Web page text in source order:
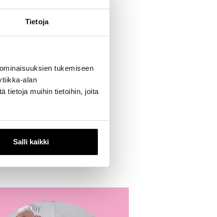
Tietoja
tukemiseen
alan
tietoja muihin tietoihin, joita
Salli kaikki